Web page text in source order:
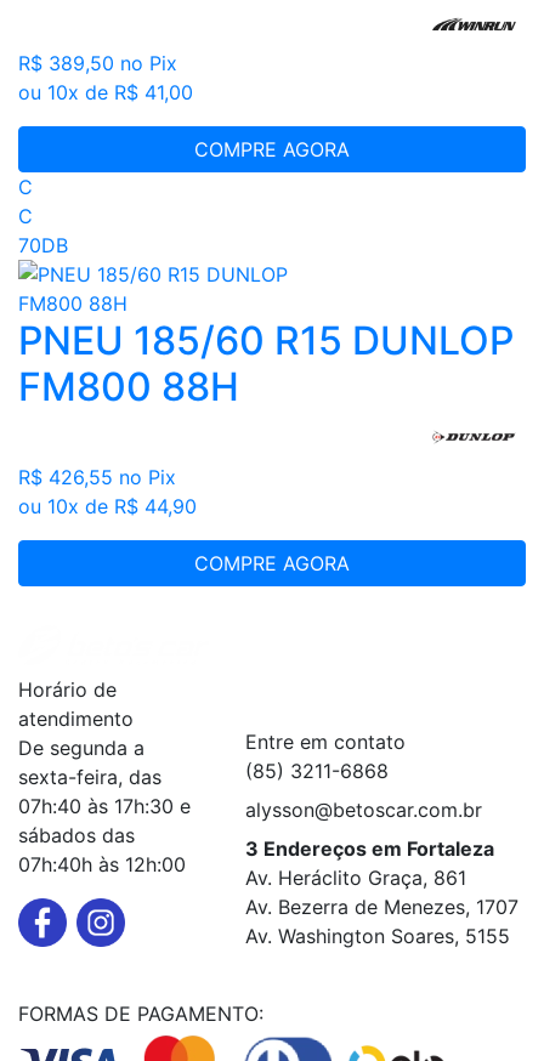
R$ 389,50 no Pix
ou 10x de R$ 41,00
COMPRE AGORA
C
C
70DB
PNEU 185/60 R15 DUNLOP
FM800 88H
R$ 426,55 no Pix
ou 10x de R$ 44,90
COMPRE AGORA
Horário de
atendimento
De segunda a
sexta-feira, das
07h:40 às 17h:30 e
sábados das
07h:40h às 12h:00
Entre em contato
(85) 3211-6868
alysson@betoscar.com.br
3 Endereços em Fortaleza
Av. Heráclito Graça, 861
Av. Bezerra de Menezes, 1707
Av. Washington Soares, 5155
FORMAS DE PAGAMENTO: